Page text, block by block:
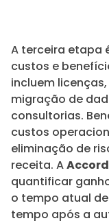
A terceira etapa
custos e
incluem
migração de
consultorias.
custos
eliminação de
receita. A
quantificar
o tempo atual
tempo após a